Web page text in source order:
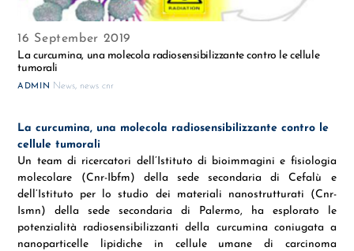
16 September 2019
La curcumina, una molecola radiosensibilizzante contro le cellule
tumorali
ADMIN News, news cnr
La curcumina, una molecola radiosensibilizzante contro le
cellule tumorali
Un team di ricercatori dell’Istituto di bioimmagini e fisiologia
molecolare (Cnr-Ibfm) della sede secondaria di Cefalù e
dell’Istituto per lo studio dei materiali nanostrutturati (Cnr-
Ismn) della sede secondaria di Palermo, ha esplorato le
potenzialità radiosensibilizzanti della curcumina coniugata a
nanoparticelle lipidiche in cellule umane di carcinoma